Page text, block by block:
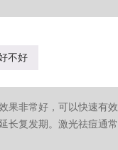
不好
果非常好，可以快速有
长复发期。激光祛痘通